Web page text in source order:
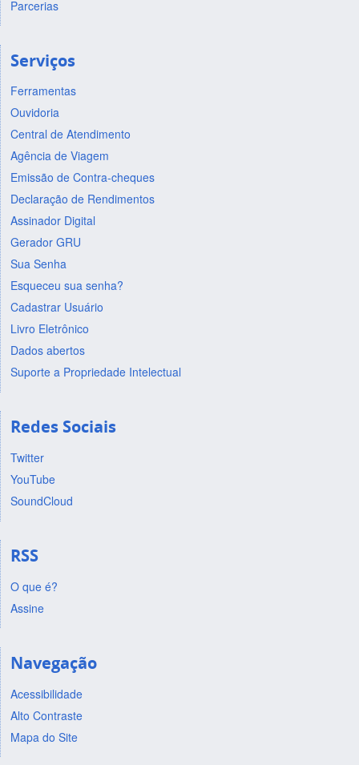
Parcerias
Serviços
Ferramentas
Ouvidoria
Central de Atendimento
Agência de Viagem
Emissão de Contra-cheques
Declaração de Rendimentos
Assinador Digital
Gerador GRU
Sua Senha
Esqueceu sua senha?
Cadastrar Usuário
Livro Eletrônico
Dados abertos
Suporte a Propriedade Intelectual
Redes Sociais
Twitter
YouTube
SoundCloud
RSS
O que é?
Assine
Navegação
Acessibilidade
Alto Contraste
Mapa do Site